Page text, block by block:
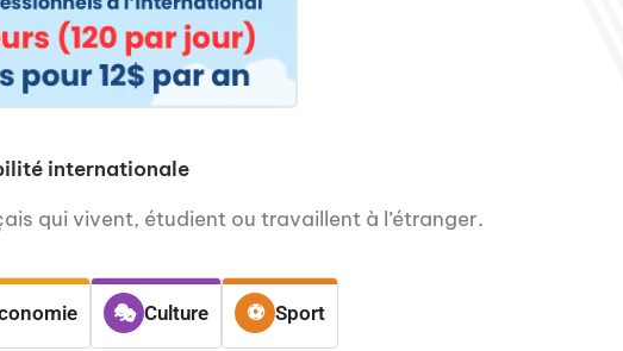
internationale
qui vivent, étudient ou travaillent à l’étranger.
Culture Sport